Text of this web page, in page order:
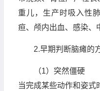
重儿，生产时吸入性
疸、颅内出血、感染、
2.早期判断脑瘫的
（1）突然僵硬
当完成某些动作和姿式